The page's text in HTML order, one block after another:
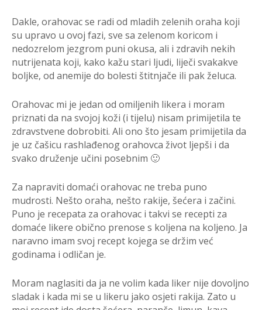
Dakle, orahovac se radi od mladih zelenih oraha koji
su upravo u ovoj fazi, sve sa zelenom koricom i
nedozrelom jezgrom puni okusa, ali i zdravih nekih
nutrijenata koji, kako kažu stari ljudi, liječi svakakve
boljke, od anemije do bolesti štitnjače ili pak želuca.
Orahovac mi je jedan od omiljenih likera i moram
priznati da na svojoj koži (i tijelu) nisam primijetila te
zdravstvene dobrobiti. Ali ono što jesam primijetila da
je uz čašicu rashlađenog orahovca život ljepši i da
svako druženje učini posebnim 🙂
Za napraviti domaći orahovac ne treba puno
mudrosti. Nešto oraha, nešto rakije, šećera i začini.
Puno je recepata za orahovac i takvi se recepti za
domaće likere obično prenose s koljena na koljeno. Ja
naravno imam svoj recept kojega se držim već
godinama i odličan je.
Moram naglasiti da ja ne volim kada liker nije dovoljno
sladak i kada mi se u likeru jako osjeti rakija. Zato u